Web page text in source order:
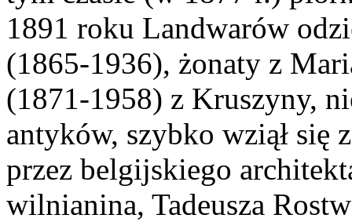
1891 roku Landwarów
(1865-1936), żonaty z
(1871-1958) z Kruszyny,
antyków, szybko wziął się
przez belgijskiego
wilnianina, Tadeusza